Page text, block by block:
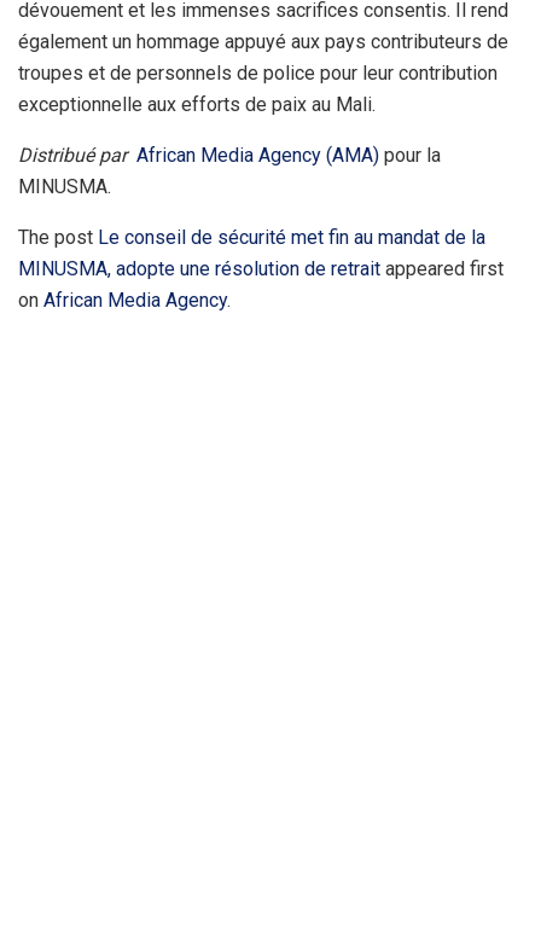
dévouement et les immenses sacrifices consentis. Il rend
également un hommage appuyé aux pays contributeurs de
troupes et de personnels de police pour leur contribution
exceptionnelle aux efforts de paix au Mali.
Distribué par African Media Agency (AMA) pour la
MINUSMA.
The post Le conseil de sécurité met fin au mandat de la
MINUSMA, adopte une résolution de retrait appeared first
on African Media Agency.